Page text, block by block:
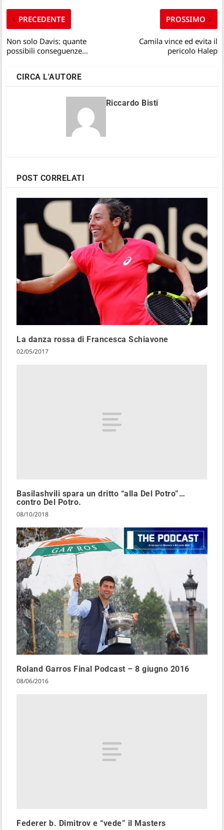
PRECEDENTE
Non solo Davis: quante
possibili conseguenze…
PROSSIMO
Camila vince ed evita il
pericolo Halep
CIRCA L'AUTORE
Riccardo Bisti
POST CORRELATI
La danza rossa di Francesca Schiavone
02/05/2017
Basilashvili spara un dritto “alla Del Potro”…
contro Del Potro.
08/10/2018
Roland Garros Final Podcast – 8 giugno 2016
08/06/2016
Federer b. Dimitrov e “vede” il Masters